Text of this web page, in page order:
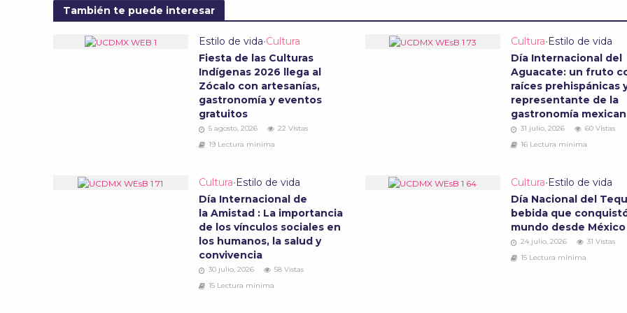
También te puede interesar
Estilo de vida•Cultura
Fiesta de las Culturas
Indígenas 2026 llega al
Zócalo con artesanías,
gastronomía y eventos
gratuitos
5 agosto, 2026
22 Vistas
19 Lectura mínima
Cultura• Estilo de vida
Día Internacional del
Aguacate: un fruto
raíces prehispánicas
representante de la
gastronomía
31 julio, 2026
60 Vistas
16 Lectura mínima
Cultura• Estilo de vida
Día Internacional de
la Amistad : La importancia
de los vínculos sociales en
los humanos, la salud y
convivencia
30 julio, 2026
58 Vistas
15 Lectura mínima
Cultura• Estilo de vida
Día Nacional del
bebida que
mundo desde México
24 julio, 2026
31 Vistas
15 Lectura mínima